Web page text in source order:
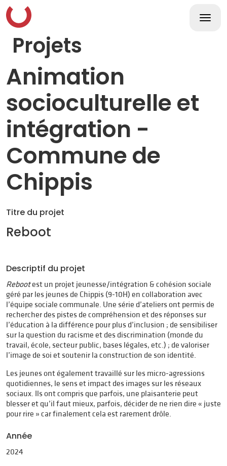
Skip
to
content
Projets
Animation
socioculturelle et
intégration -
Commune de
Chippis
Titre du projet
Reboot
Descriptif du projet
Rebootest un projet jeunesse/intégration & cohésion sociale
géré par les jeunes de Chippis (9-10H) en collaboration avec
l’équipe sociale communale. Une série d’ateliers ont permis de
rechercher des pistes de compréhension et des réponses sur
l’éducation à la différence pour plus d’inclusion ; de sensibiliser
sur la question du racisme et des discrimination (monde du
travail, école, secteur public, bases légales, etc.) ; de valoriser
l’image de soi et soutenir la construction de son identité.
Les jeunes ont également travaillé sur les micro-agressions
quotidiennes, le sens et impact des images sur les réseaux
sociaux. Ils ont compris que parfois, une plaisanterie peut
blesser et qu’il faut mieux, parfois, décider de ne rien dire « juste
pour rire » car finalement cela est rarement drôle.
Année
2024